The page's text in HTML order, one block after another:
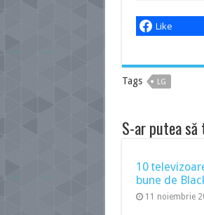
Like
Tags LG
S-ar putea să
10
bune de
11 noiembrie